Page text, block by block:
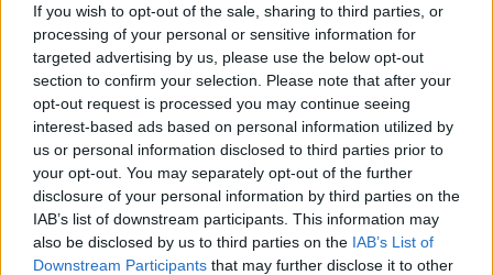
If you wish to opt-out of the sale, sharing to third parties, or
processing of your personal or sensitive information for
targeted advertising by us, please use the below opt-out
section to confirm your selection. Please note that after your
opt-out request is processed you may continue seeing
interest-based ads based on personal information utilized by
us or personal information disclosed to third parties prior to
your opt-out. You may separately opt-out of the further
disclosure of your personal information by third parties on the
IAB’s list of downstream participants. This information may
also be disclosed by us to third parties on the IAB’s List of
Downstream Participants that may further disclose it to other
tipo, ma anche di offrirle ai dipendenti per il
Natale o per un anniversario importante. Il
budget da stanziare a tale scopo non è troppo
elevato: quindi, a fronte di una spesa ridotta, si
ha la sicurezza di dare vita a unastrategia di
marketing di impatto. Basta scegliere il
materiale giusto: magari ecologico e
rispettoso dell’ambiente, come la plastica pp o
la fibra di paglia di grano.